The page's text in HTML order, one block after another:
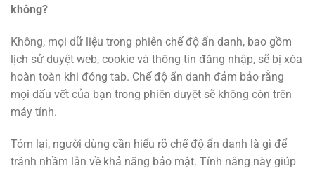
không?
Không, mọi dữ liệu trong phiên chế độ ẩn danh, bao gồm
lịch sử duyệt web, cookie và thông tin đăng nhập, sẽ bị xóa
hoàn toàn khi đóng tab. Chế độ ẩn danh đảm bảo rằng
mọi dấu vết của bạn trong phiên duyệt sẽ không còn trên
máy tính.
Tóm lại, người dùng cần hiểu rõ chế độ ẩn danh là gì để
tránh nhầm lẫn về khả năng bảo mật. Tính năng này giúp